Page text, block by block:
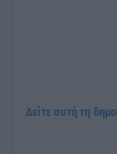
Δείτε αυτή τη